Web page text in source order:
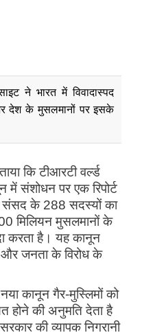
ने भारत में विवादास्पद
देश के मुसलमानों पर इसके
कि टीआरटी वर्ल्ड
में संशोधन पर एक रिपोर्ट
संसद के 288 सदस्यों का
मिलियन मुसलमानों के
करता है। यह कानून
जनता के विरोध के
कानून गैर-मुस्लिमों को
होने की अनुमति देता है
की व्यापक निगरानी